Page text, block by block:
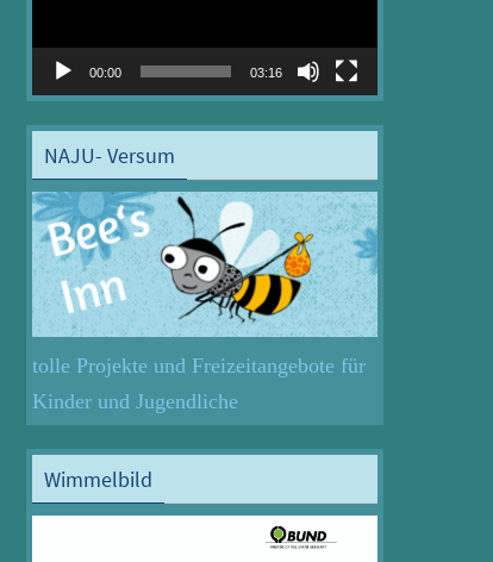
00:00 03:16
NAJU- Versum
tolle Projekte und Freizeitangebote für
Kinder und Jugendliche
Wimmelbild